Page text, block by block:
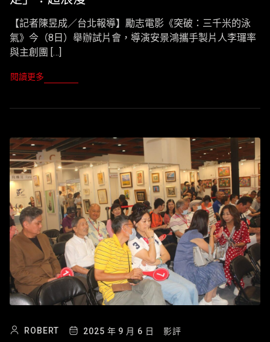
【記者陳昱成／台北報導】勵志電影《突破：三千米的泳
氣》今（8日）舉辦試片會，導演安景鴻攜手製片人李㼈率
與主創團 […]
閱讀更多
ROBERT 2025 年 9 月 6 日 影評